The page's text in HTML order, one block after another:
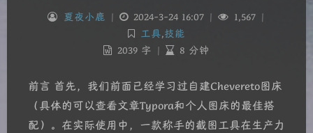
夏夜小鹿 | 2024-3-24 16:07 | 1,567 |
工具,技能
2039 字 | 8 分钟
前言 首先，我们前面已经学习过自建Chevereto图床
（具体的可以查看文章Typora和个人图床的最佳搭
配）。在实际使用中，一款称手的截图工具在生产力